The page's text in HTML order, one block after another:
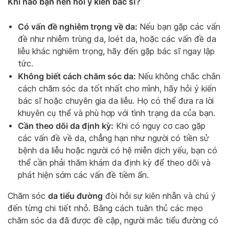
Có vấn đề nghiêm trọng về da: Nếu bạn gặp các vấn
đề như nhiễm trùng da, loét da, hoặc các vấn đề da
liễu khác nghiêm trọng, hãy đến gặp bác sĩ ngay lập
tức.
Không biết cách chăm sóc da: Nếu không chắc chắn
cách chăm sóc da tốt nhất cho mình, hãy hỏi ý kiến
bác sĩ hoặc chuyên gia da liễu. Họ có thể đưa ra lời
khuyên cụ thể và phù hợp với tình trạng da của bạn.
Cần theo dõi da định kỳ: Khi có nguy cơ cao gặp
các vấn đề về da, chẳng hạn như người có tiền sử
bệnh da liễu hoặc người có hệ miễn dịch yếu, bạn có
thể cần phải thăm khám da định kỳ để theo dõi và
phát hiện sớm các vấn đề tiềm ẩn.
Chăm sóc da tiểu đường đòi hỏi sự kiên nhẫn và chú ý
đến từng chi tiết nhỏ. Bằng cách tuân thủ các mẹo
chăm sóc da đã được đề cập, người mắc tiểu đường có